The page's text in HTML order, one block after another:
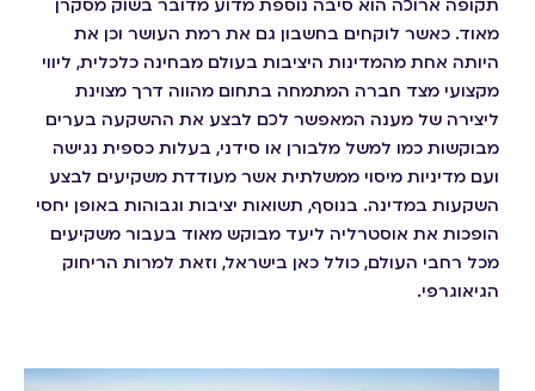
תקופה ארוכה הוא סיבה נוספת מדוע מדובר בשוק מסקרן
מאוד. כאשר לוקחים בחשבון גם את רמת העושר וכן את
היותה אחת מהמדינות היציבות בעולם מבחינה כלכלית, ליווי
מקצועי מצד חברה המתמחה בתחום מהווה דרך מצוינת
ליצירה של מענה המאפשר לכם לבצע את ההשקעה בערים
מבוקשות כמו למשל מלבורן או סידני, בעלות כספית נגישה
ועם מדיניות מיסוי ממשלתית אשר מעודדת משקיעים לבצע
השקעות במדינה. בנוסף, תשואות יציבות וגבוהות באופן יחסי
הופכות את אוסטרליה ליעד מבוקש מאוד בעבור משקיעים
מכל רחבי העולם, כולל כאן בישראל, וזאת למרות הריחוק
הגיאוגרפי.